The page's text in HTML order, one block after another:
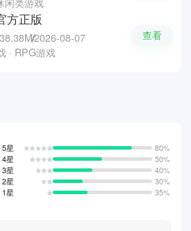
方正版
2026-08-07
· RPG游戏
查看
5星
80%
4星
50%
3星
40%
2星
30%
1星
35%